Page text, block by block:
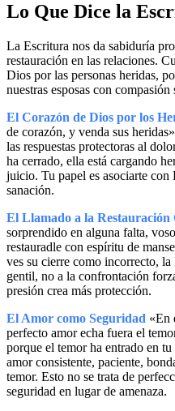
Lo Que Dice la
La Escritura nos da sabiduría
restauración en las relaciones.
Dios por las personas heridas,
nuestras esposas con
El Corazón de Dios por los
de corazón, y venda sus
las respuestas protectoras al
ha cerrado, ella está cargando
juicio. Tu papel es asociarte con
sanación.
El Llamado a la Restauración
sorprendido en alguna falta,
restauradle con espíritu de
ves su cierre como incorrecto,
gentil, no a la confrontación
presión crea más protección.
El Amor como Seguridad «En
perfecto amor echa fuera el
porque el temor ha entrado en
amor consistente, paciente,
temor. Esto no se trata de
seguridad en lugar de amenaza.